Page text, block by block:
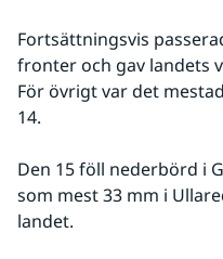
Fortsättningsvis
fronter och gav landets
För övrigt var det
14.
Den 15 föll nederbörd i
som mest 33 mm i
landet.